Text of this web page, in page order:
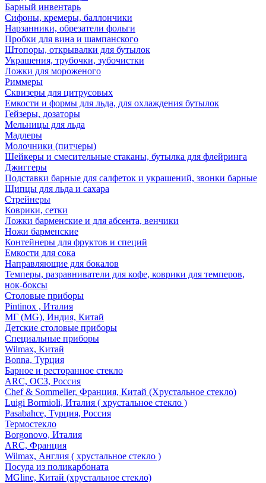
Барный инвентарь
Сифоны, кремеры, баллончики
Нарзанники, обрезатели фольги
Пробки для вина и шампанского
Штопоры, открывалки для бутылок
Украшения, трубочки, зубочистки
Ложки для мороженого
Риммеры
Сквизеры для цитрусовых
Емкости и формы для льда, для охлаждения бутылок
Гейзеры, дозаторы
Мельницы для льда
Мадлеры
Молочники (питчеры)
Шейкеры и смесительные стаканы, бутылка для флейринга
Джиггеры
Подставки барные для салфеток и украшений, звонки барные
Щипцы для льда и сахара
Стрейнеры
Коврики, сетки
Ложки барменские и для абсента, венчики
Ножи барменские
Контейнеры для фруктов и специй
Емкости для сока
Направляющие для бокалов
Темперы, разравниватели для кофе, коврики для темперов,
нок-боксы
Столовые приборы
Pintinox , Италия
МГ (MG), Индия, Китай
Детские столовые приборы
Специальные приборы
Wilmax, Китай
Bonna, Турция
Барное и ресторанное стекло
ARC, ОСЗ, Россия
Chef & Sommelier, Франция, Китай (Хрустальное стекло)
Luigi Bormioli, Италия ( хрустальное стекло )
Pasabahce, Турция, Россия
Термостекло
Borgonovo, Италия
ARC, Франция
Wilmax, Англия ( хрустальное стекло )
Посуда из поликарбоната
MGline, Китай (хрустальное стекло)